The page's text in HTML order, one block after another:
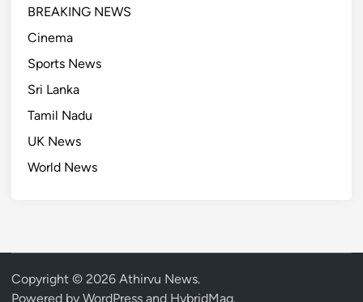
BREAKING NEWS
Cinema
Sports News
Sri Lanka
Tamil Nadu
UK News
World News
Copyright © 2026 Athirvu News.
Powered by WordPress and HybridMag.